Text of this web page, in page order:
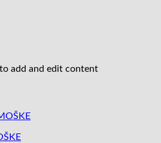
add and edit content